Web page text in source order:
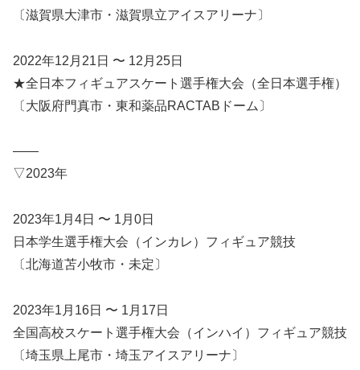
〔滋賀県大津市・滋賀県立アイスアリーナ〕
2022年12月21日 〜 12月25日
★全日本フィギュアスケート選手権大会（全日本選手権）
〔大阪府門真市・東和薬品RACTABドーム〕
——
▽2023年
2023年1月4日 〜 1月0日
日本学生選手権大会（インカレ）フィギュア競技
〔北海道苫小牧市・未定〕
2023年1月16日 〜 1月17日
全国高校スケート選手権大会（インハイ）フィギュア競技
〔埼玉県上尾市・埼玉アイスアリーナ〕